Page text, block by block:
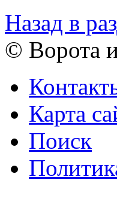
Назад в
© Ворота
Карта
Поиск